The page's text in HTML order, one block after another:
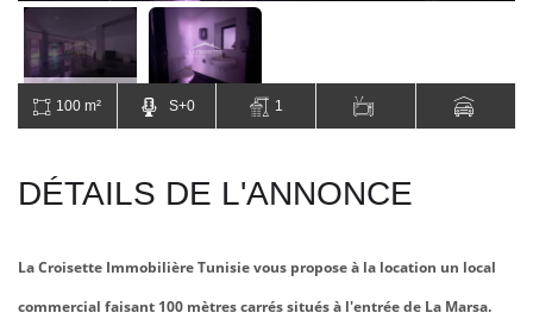
100 m² S+0 1
DÉTAILS DE L'ANNONCE
La Croisette Immobilière Tunisie vous propose à la location un local
commercial faisant 100 mètres carrés situés à l'entrée de La Marsa.